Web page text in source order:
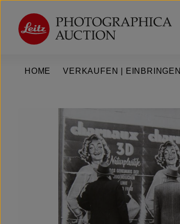
Hauptinhalt springen
Zur Hauptnavigation springen
HOME VERKAUFEN | EINBRINGEN